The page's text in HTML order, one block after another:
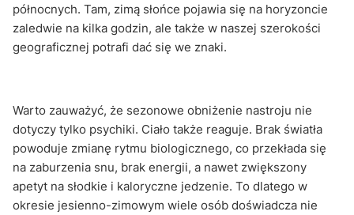
północnych. Tam, zimą słońce pojawia się na horyzoncie
zaledwie na kilka godzin, ale także w naszej szerokości
geograficznej potrafi dać się we znaki.
Warto zauważyć, że sezonowe obniżenie nastroju nie
dotyczy tylko psychiki. Ciało także reaguje. Brak światła
powoduje zmianę rytmu biologicznego, co przekłada się
na zaburzenia snu, brak energii, a nawet zwiększony
apetyt na słodkie i kaloryczne jedzenie. To dlatego w
okresie jesienno-zimowym wiele osób doświadcza nie